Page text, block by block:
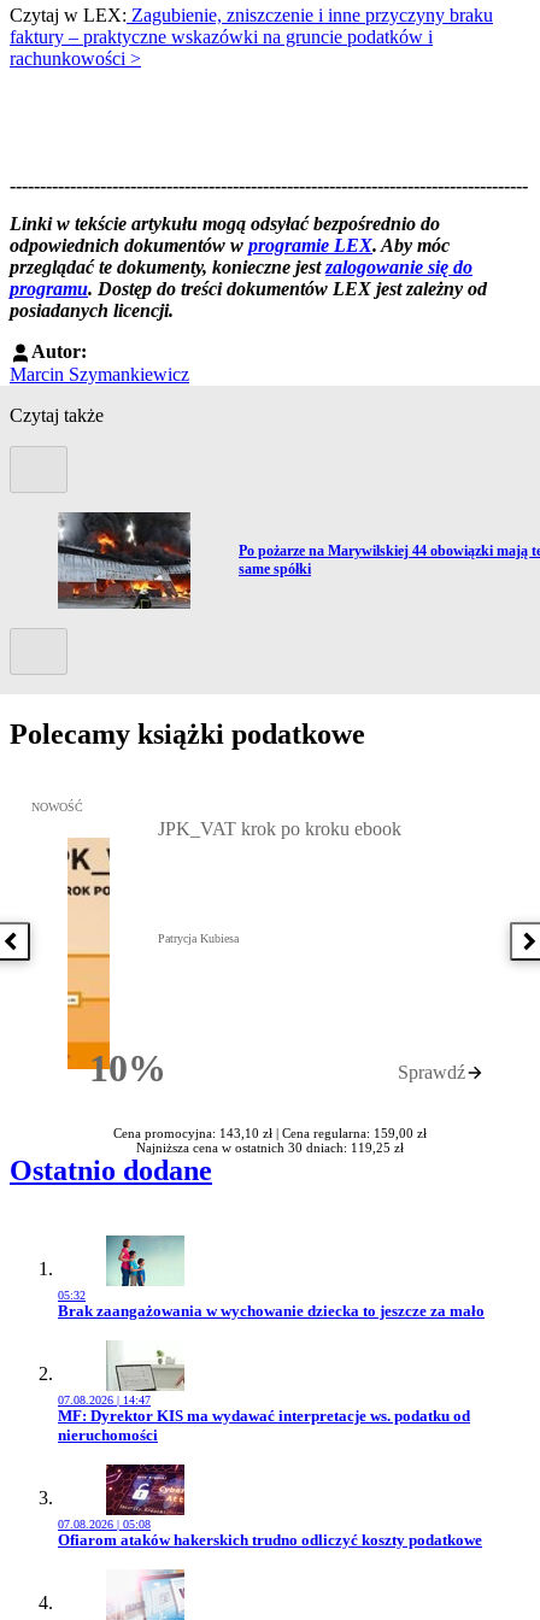
Czytaj w LEX: Zagubienie, zniszczenie i inne przyczyny braku
faktury – praktyczne wskazówki na gruncie podatków i
rachunkowości >
--------------------------------------------------------------------------------------
Linki w tekście artykułu mogą odsyłać bezpośrednio do
odpowiednich dokumentów w programie LEX. Aby móc
przeglądać te dokumenty, konieczne jestzalogowanie się do
programu. Dostęp do treści dokumentów LEX jest zależny od
posiadanych licencji.
Autor:
Marcin Szymankiewicz
Czytaj także
Przejdź do artykułu:
Po pożarze na Marywilskiej 44 obowiązki mają
same spółki
Polecamy książki podatkowe
Poprzednia książka
Przejdź do: JPK_VAT krok po kroku ebook, Patrycja Kubiesa -
NOWOŚĆ
10%Rabatu
JPK_VAT krok po kroku ebook
Patrycja Kubiesa
Sprawdź
Cena promocyjna: 143,10 zł | Cena regularna: 159,00 zł
Najniższa cena w ostatnich 30 dniach: 119,25 zł
Ostatnio dodane
05:32
Przejdź do artykułu:
Brak zaangażowania w wychowanie dziecka to jeszcze za mało
07.08.2026 | 14:47
Przejdź do artykułu:
MF: Dyrektor KIS ma wydawać interpretacje ws. podatku od
nieruchomości
07.08.2026 | 05:08
Przejdź do artykułu:
Ofiarom ataków hakerskich trudno odliczyć koszty podatkowe